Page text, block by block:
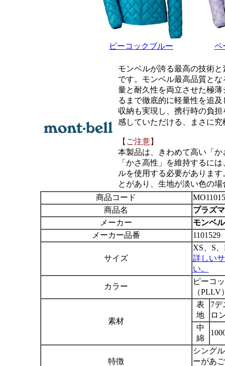
ピーコックブルー ペ
モンベルが誇る最高の技術
です。モンベル最高品質と
量と耐久性を両立させた極
るまで徹底的に軽量性を追
収納も実現し、携行時の負
感していただける、まさに
【ご注意】
本製品は、きわめて高い「
「かさ高性」を維持するに
ルを使用する必要がありま
とがあり、生地が淡い色の
商品コード
商品名
プラズ
メーカー
モンベ
メーカー品番
1101529
サイズ
XS、S
詳しい
い。
カラー
ピーコ
（
素材
表
地
7デ
ロ
中
綿
特徴
シング
ーがあ